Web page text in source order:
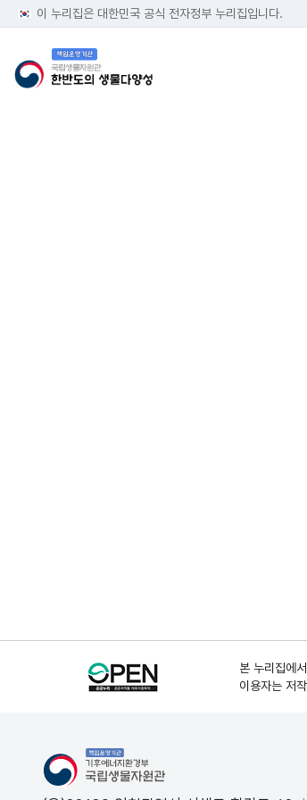
이 누리집은 대한민국 공식 전자정부 누리집입니다.
본 누리집에
이용자는 저